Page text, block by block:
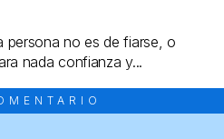
persona no es de fiarse, o
nada confianza y...